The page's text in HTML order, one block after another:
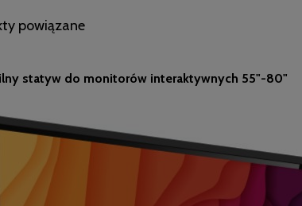
powiązane
statyw do monitorów interaktywnych 55"-80"